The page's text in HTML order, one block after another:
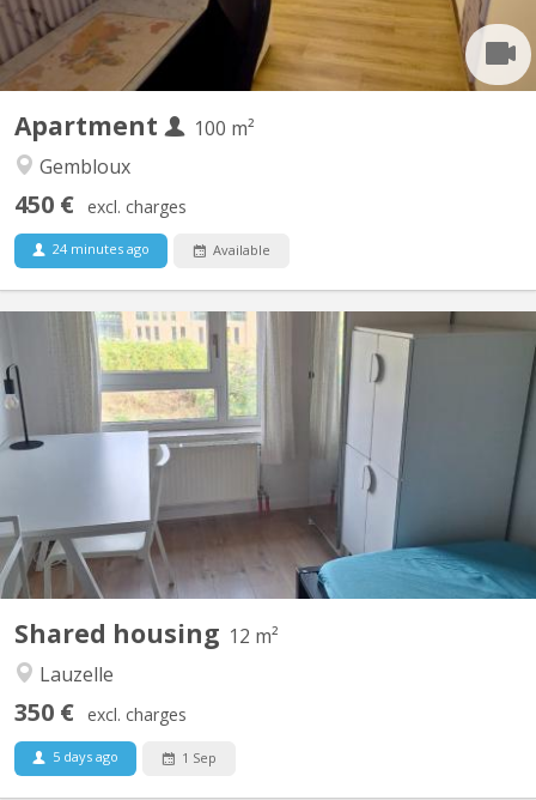
Apartment
100 m²
Gembloux
450 € excl. charges
24 minutes ago Available
Shared housing 12 m²
Lauzelle
350 € excl. charges
5 days ago 1 Sep
KV 1465
familiale à Lauzelle (Louvain-la-Neuve) Nous proposons une
chambre meublée à louer dans une maison familiale située dans
le quartier résidentiel de Lauzelle, à Louvain-la-Neuve. La maison
est partagée avec la propriétaire, un étudiant en Erasmus à
UCLouvain et un élève en retho au LMV. 🔹...